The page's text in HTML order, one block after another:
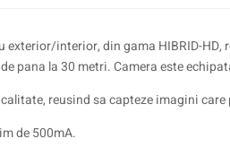
exterior/interior, din gama HIBRID-
pana la 30 metri. Camera este
reusind sa capteze imagini
de 500mA.